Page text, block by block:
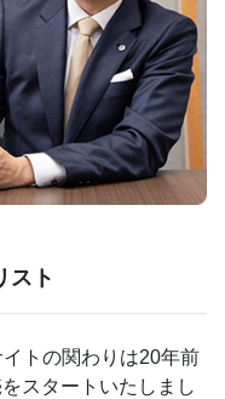
スト
トの関わりは20年前
スタートいたしまし